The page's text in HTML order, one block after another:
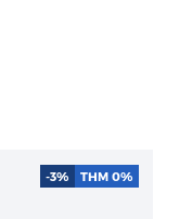
-3% THM 0%